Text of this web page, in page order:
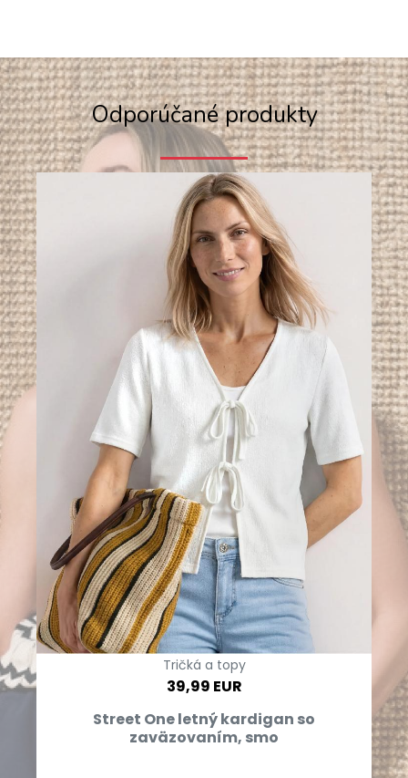
Odporúčané produkty
Tričká a topy
39,99 EUR
Street One letný kardigan so
zaväzovaním, smo